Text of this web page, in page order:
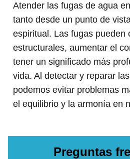
Atender las fugas de agua
tanto desde un punto de
espiritual. Las fugas pueden
estructurales, aumentar el
tener un significado más
vida. Al detectar y reparar
podemos evitar problemas
el equilibrio y la armonía en
Preguntas